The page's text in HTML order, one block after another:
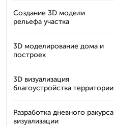
Создание 3D модели
рельефа участка
3D моделирование дома и
построек
3D визуализация
благоустройства территории
Разработка дневного ракурса
визуализации